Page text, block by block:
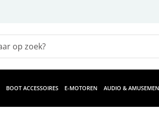
BOOT ACCESSOIRES E-MOTOREN AUDIO &